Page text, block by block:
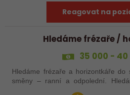
Reagovat na
Hledáme frézaře /
35 000 -
Hledáme frézaře a horizontkáře do
směny – ranní a odpolední.
šikovné nováčky, kteří chtějí